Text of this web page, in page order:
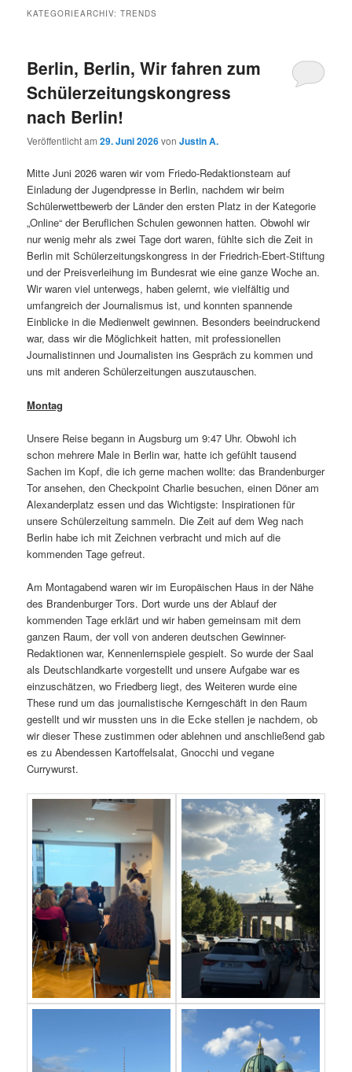
KATEGORIEARCHIV:TRENDS
Berlin, Berlin, Wir fahren zum
Schülerzeitungskongress
nach Berlin!
Veröffentlicht am29. Juni 2026vonJustin A.
Mitte Juni 2026 waren wir vom Friedo-Redaktionsteam auf
Einladung der Jugendpresse in Berlin, nachdem wir beim
Schülerwettbewerb der Länder den ersten Platz in der Kategorie
„Online“ der Beruflichen Schulen gewonnen hatten. Obwohl wir
nur wenig mehr als zwei Tage dort waren, fühlte sich die Zeit in
Berlin mit Schülerzeitungskongress in der Friedrich-Ebert-Stiftung
und der Preisverleihung im Bundesrat wie eine ganze Woche an.
Wir waren viel unterwegs, haben gelernt, wie vielfältig und
umfangreich der Journalismus ist, und konnten spannende
Einblicke in die Medienwelt gewinnen. Besonders beeindruckend
war, dass wir die Möglichkeit hatten, mit professionellen
Journalistinnen und Journalisten ins Gespräch zu kommen und
uns mit anderen Schülerzeitungen auszutauschen.
Montag
Unsere Reise begann in Augsburg um 9:47 Uhr. Obwohl ich
schon mehrere Male in Berlin war, hatte ich gefühlt tausend
Sachen im Kopf, die ich gerne machen wollte: das Brandenburger
Tor ansehen, den Checkpoint Charlie besuchen, einen Döner am
Alexanderplatz essen und das Wichtigste: Inspirationen für
unsere Schülerzeitung sammeln. Die Zeit auf dem Weg nach
Berlin habe ich mit Zeichnen verbracht und mich auf die
kommenden Tage gefreut.
Am Montagabend waren wir im Europäischen Haus in der Nähe
des Brandenburger Tors. Dort wurde uns der Ablauf der
kommenden Tage erklärt und wir haben gemeinsam mit dem
ganzen Raum, der voll von anderen deutschen Gewinner-
Redaktionen war, Kennenlernspiele gespielt. So wurde der Saal
als Deutschlandkarte vorgestellt und unsere Aufgabe war es
einzuschätzen, wo Friedberg liegt, des Weiteren wurde eine
These rund um das journalistische Kerngeschäft in den Raum
gestellt und wir mussten uns in die Ecke stellen je nachdem, ob
wir dieser These zustimmen oder ablehnen und anschließend gab
es zu Abendessen Kartoffelsalat, Gnocchi und vegane
Currywurst.